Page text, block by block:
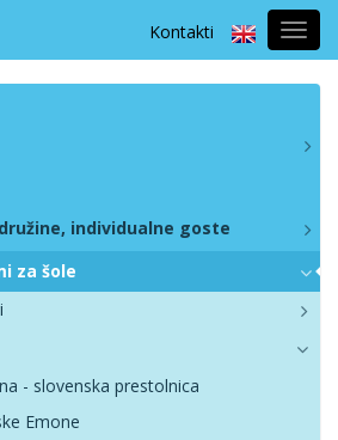
Kontakti
individualne goste
za šole
- slovenska prestolnica
Emone